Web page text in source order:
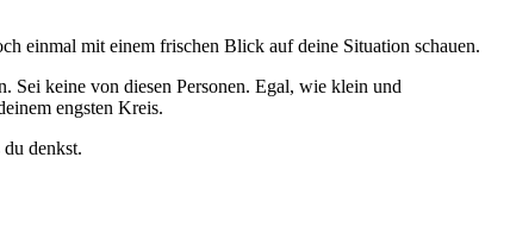
einmal mit einem frischen Blick auf deine Situation schauen.
Sei keine von diesen Personen. Egal, wie klein und
engsten Kreis.
denkst.